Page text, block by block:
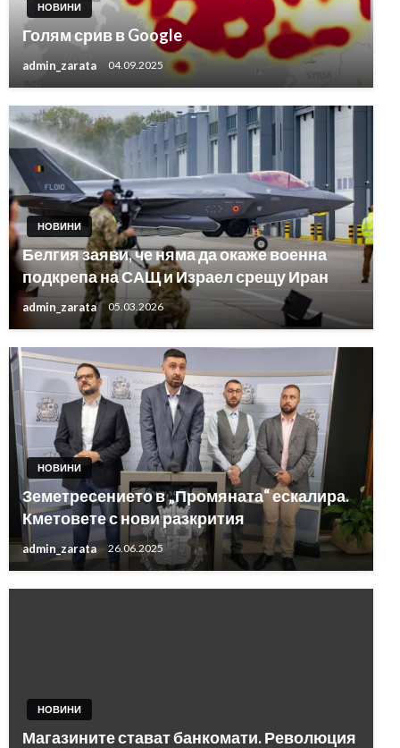
НОВИНИ
Голям срив в Google
admin_zarata 04.09.2025
НОВИНИ
Белгия заяви, че няма да окаже военна
подкрепа на САЩ и Израел срещу Иран
admin_zarata 05.03.2026
НОВИНИ
Земетресението в „Промяната“ ескалира.
Кметовете с нови разкрития
admin_zarata 26.06.2025
НОВИНИ
Магазините стават банкомати. Революция